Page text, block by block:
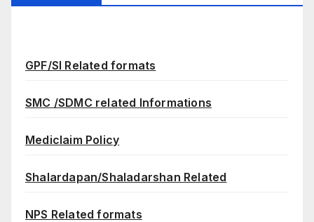
GPF/SI Related formats
SMC /SDMC related Informations
Mediclaim Policy
Shalardapan/Shaladarshan Related
NPS Related formats